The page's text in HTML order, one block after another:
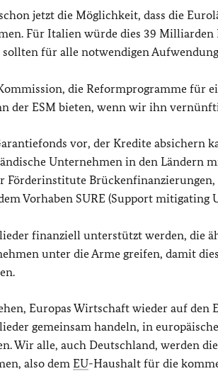
jetzt die Möglichkeit, dass die
Für Italien würde dies 39 Milliarden
für alle notwendigen
die Reformprogramme für
der ESM bieten, wenn wir ihn
vor, der Kredite absichern
Unternehmen in den Ländern
Förderinstitute Brückenfinanzierungen,
Vorhaben SURE (Support mitigating
finanziell unterstützt werden, die
unter die Arme greifen, damit
Europas Wirtschaft wieder auf den
gemeinsam handeln, in
Wir alle, auch Deutschland, werden
also dem EU-Haushalt für die